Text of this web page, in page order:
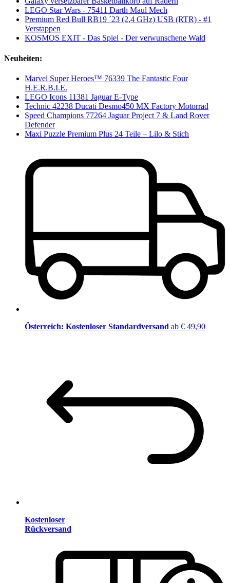
LEGO Star Wars - 75411 Darth Maul Mech
Premium Red Bull RB19 ´23 (2,4 GHz) USB (RTR) - #1
Verstappen
KOSMOS EXIT - Das Spiel - Der verwunschene Wald
Neuheiten:
Marvel Super Heroes™ 76339 The Fantastic Four
H.E.R.B.I.E.
LEGO Icons 11381 Jaguar E-Type
Technic 42238 Ducati Desmo450 MX Factory Motorrad
Speed Champions 77264 Jaguar Project 7 & Land Rover
Defender
Maxi Puzzle Premium Plus 24 Teile – Lilo & Stich
Österreich: Kostenloser Standardversand ab € 49,90
Kostenloser
Rückversand